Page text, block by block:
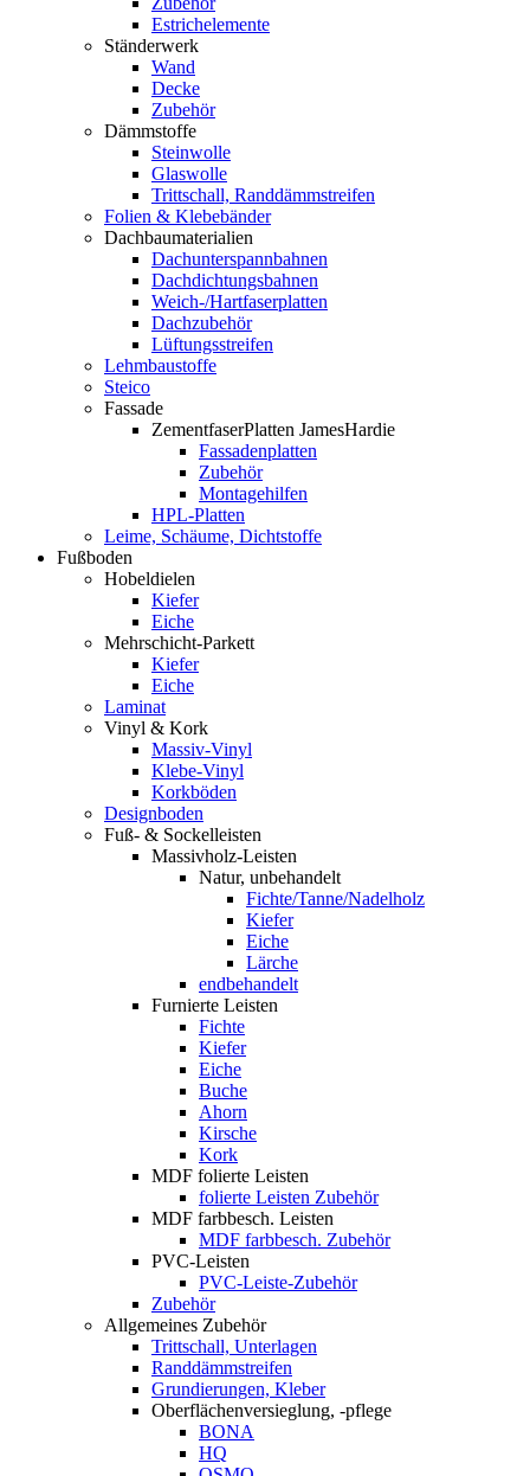
Estrichelemente
Ständerwerk
Wand
Decke
Zubehör
Dämmstoffe
Steinwolle
Glaswolle
Trittschall, Randdämmstreifen
Folien & Klebebänder
Dachbaumaterialien
Dachunterspannbahnen
Dachdichtungsbahnen
Weich-/Hartfaserplatten
Dachzubehör
Lüftungsstreifen
Lehmbaustoffe
Steico
Fassade
ZementfaserPlatten JamesHardie
Fassadenplatten
Zubehör
Montagehilfen
HPL-Platten
Leime, Schäume, Dichtstoffe
Fußboden
Hobeldielen
Kiefer
Eiche
Mehrschicht-Parkett
Kiefer
Eiche
Laminat
Vinyl & Kork
Massiv-Vinyl
Klebe-Vinyl
Korkböden
Designboden
Fuß- & Sockelleisten
Massivholz-Leisten
Natur, unbehandelt
Fichte/Tanne/Nadelholz
Kiefer
Eiche
Lärche
endbehandelt
Furnierte Leisten
Fichte
Kiefer
Eiche
Buche
Ahorn
Kirsche
Kork
MDF folierte Leisten
folierte Leisten Zubehör
MDF farbbesch. Leisten
MDF farbbesch. Zubehör
PVC-Leisten
PVC-Leiste-Zubehör
Zubehör
Allgemeines Zubehör
Trittschall, Unterlagen
Randdämmstreifen
Grundierungen, Kleber
Oberflächenversieglung, -pflege
BONA
HQ